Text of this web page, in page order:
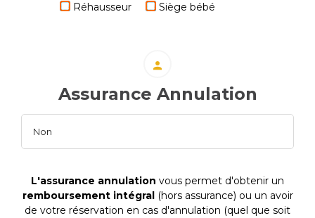
Réhausseur Siège bébé
Assurance Annulation
L'assurance annulation vous permet d'obtenir un
remboursement intégral(hors assurance) ou un avoir
de votre réservation en cas d'annulation (quel que soit